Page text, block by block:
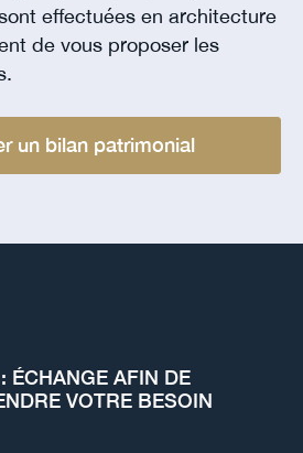
effectuées en architecture
de vous proposer les
un bilan patrimonial
ÉCHANGE AFIN DE
VOTRE BESOIN